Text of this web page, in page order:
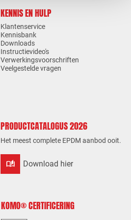
KENNIS EN HULP
Klantenservice
Kennisbank
Downloads
Instructievideo's
Verwerkingsvoorschriften
Veelgestelde vragen
PRODUCTCATALOGUS 2026
Het meest complete EPDM aanbod ooit.
auto_stories Download hier
KOMO® CERTIFICERING